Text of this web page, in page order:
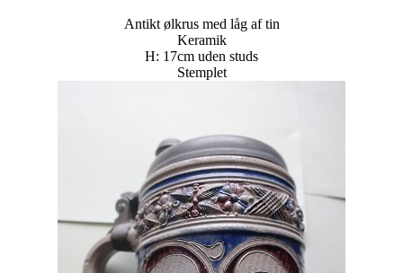
Antikt ølkrus med låg af tin
Keramik
H: 17cm uden studs
Stemplet